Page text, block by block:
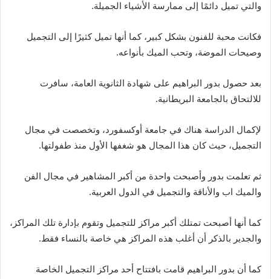
والتي تميل دائمًا إلى ممارسة الأشياء الجميلة.
فكانت محبة للفنون بشكل كبير، كما أنها تميل كثيرًا إلى التجميل
وصيحات الموضة، وتحب الميك بأنواعه.
بعد حصول بدور البراهيم على شهادة الثانوية العامة، سافرت
للالتحاق بالجامعة البريطانية.
لإكمال الدراسة هناك في جامعة أوكسفورد، وتخصصت في مجال
التجميل، حيث كان هذا المجال هو شغفها الأول منذ طفولتها.
ثم تعلمت بدور وأصبحت واحدة من أكبر المشاهير في مجال الفن
والميك اب والأناقة والتجميل في الدول العربية.
كما أنها أصبحت تمتلك أكبر مراكز للتجميل وتقوم بإدارة تلك المراكز،
والجدير بالذكر أن أغلب هذه المراكز هي خاصة بالنساء فقط.
كما أن بدور البراهيم قامت بافتتاح أحد مراكز التجميل الخاصة